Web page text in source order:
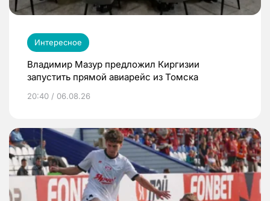
Интересное
Владимир Мазур предложил Киргизии
запустить прямой авиарейс из Томска
20:40 / 06.08.26